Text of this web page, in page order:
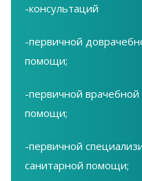
-консультаций
-первичной
помощи;
-первичной
помощи;
-первичной
санитарной помощи;